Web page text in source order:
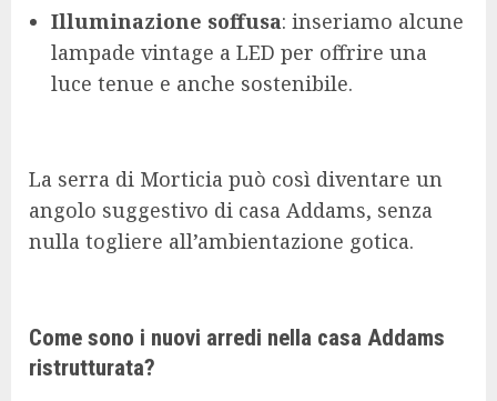
Illuminazione soffusa: inseriamo alcune
lampade vintage a LED per offrire una
luce tenue e anche sostenibile.
La serra di Morticia può così diventare un
angolo suggestivo di casa Addams, senza
nulla togliere all’ambientazione gotica.
Come sono i nuovi arredi nella casa Addams
ristrutturata?